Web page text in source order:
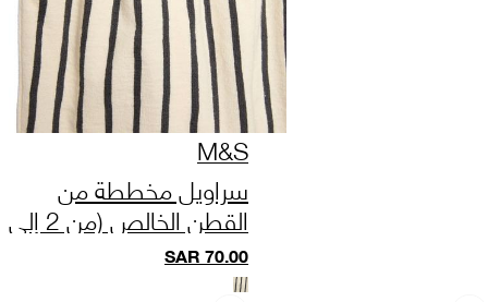
M&S
سراويل مخططة من
القطن الخالص (من 2 إلى
10 سنوات) SAR70.00